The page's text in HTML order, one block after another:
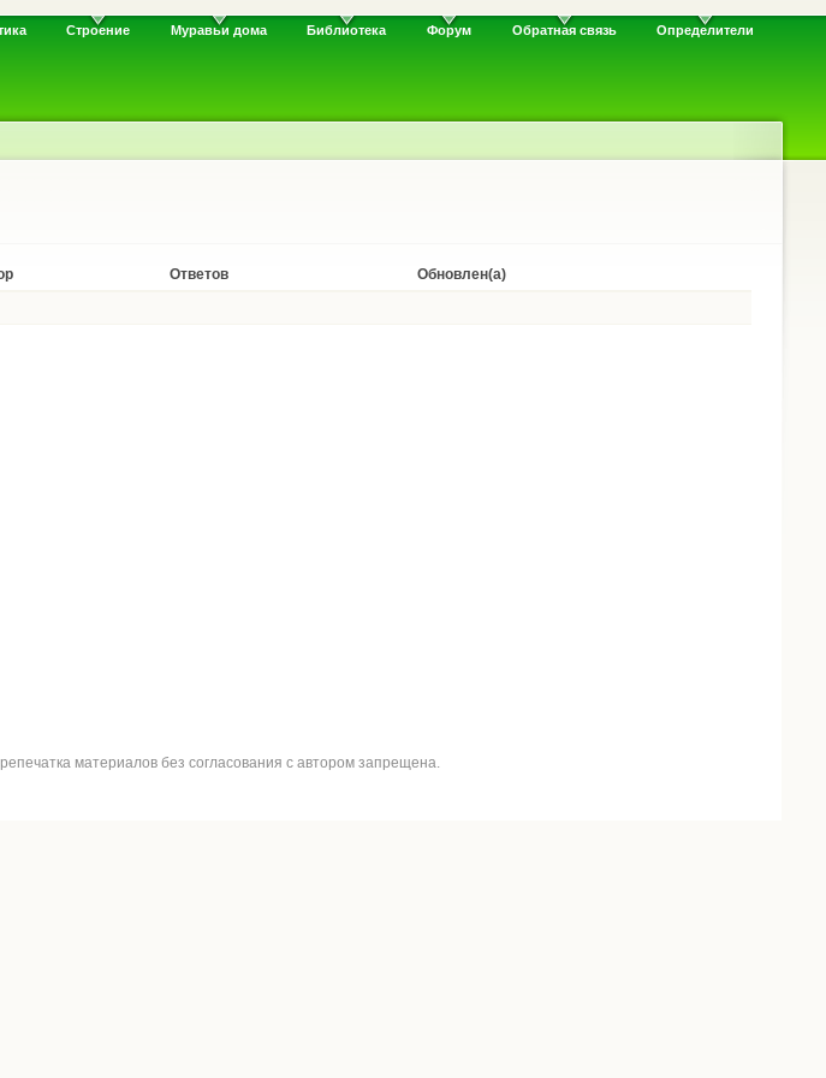
Строение Муравьи дома Библиотека Форум Обратная связь Определители
Ответов
Обновлен(а)
материалов без согласования с автором запрещена.